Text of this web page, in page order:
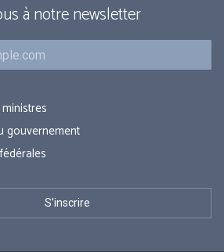
à notre newsletter
gouvernement